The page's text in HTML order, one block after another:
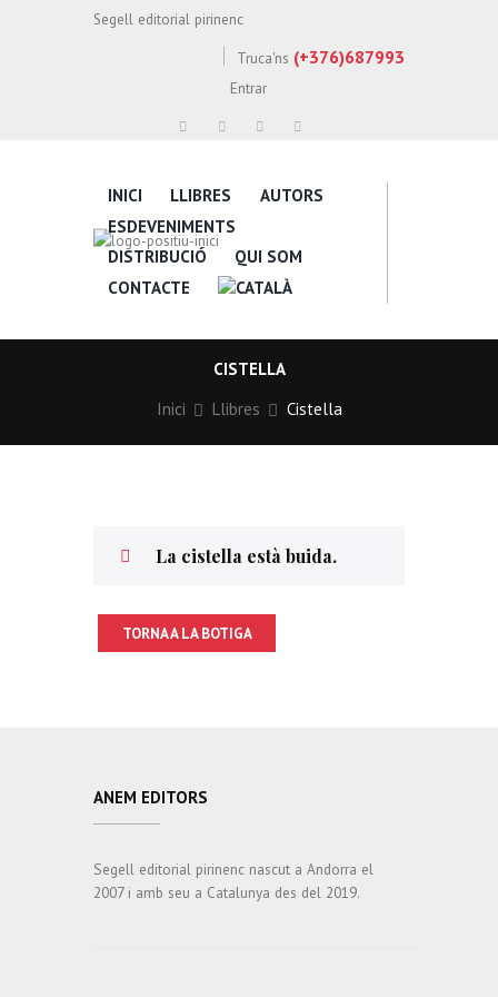
Segell editorial pirinenc
Truca'ns (+376)687993
Entrar
INICI LLIBRES
AUTORS
ESDEVENIMENTS
DISTRIBUCIÓ
QUI SOM
CONTACTE
CISTELLA
Inici
Llibres Cistella
La cistella està buida.
TORNA A LA BOTIGA
ANEM EDITORS
Segell editorial pirinenc nascut a Andorra el
2007 i amb seu a Catalunya des del 2019.